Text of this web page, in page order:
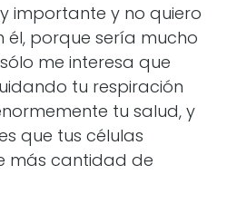
importante y no quiero
él, porque sería mucho
me interesa que
tu respiración
tu salud, y
que tus células
más cantidad de